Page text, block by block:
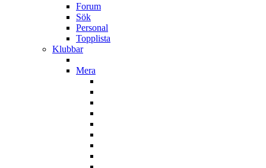
Forum
Sök
Personal
Topplista
Klubbar
Mera